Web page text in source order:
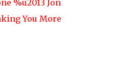
%u2013 Jon
You More